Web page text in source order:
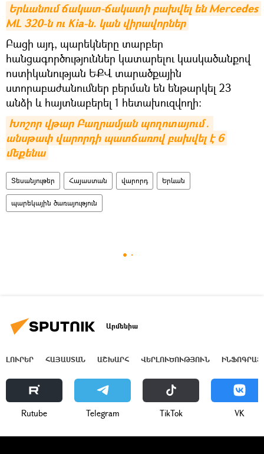
Երևանում ճակատ-ճակատի բախվել են Mercedes
ML 320-ն ու Kia-ն. կան վիրավորներ
Բացի այդ, պարեկները տարբեր
հանցագործություններ կատարելու կասկածանքով
ոստիկանության ԵՔՎ տարածքային
ստորաբաժանումներ բերման են ենթարկել 23
անձի և հայտնաբերել 1 հետախուզվողի։
Խոշոր վթար Բաղրամյան պողոտայում․
անսթափ վարորդի պատճառով բախվել է 6
մեքենա
Տեսանյութեր Հայաստան վարորդ Երևան
պարեկային ծառայություն
Արմենիա
ԼՈՒՐԵՐ ՀԱՅԱՍՏԱՆ ԱՇԽԱՐՀ ՎԵՐԼՈՒԾՈՒԹՅՈՒՆ
Rutube Telegram ТikТоk VK